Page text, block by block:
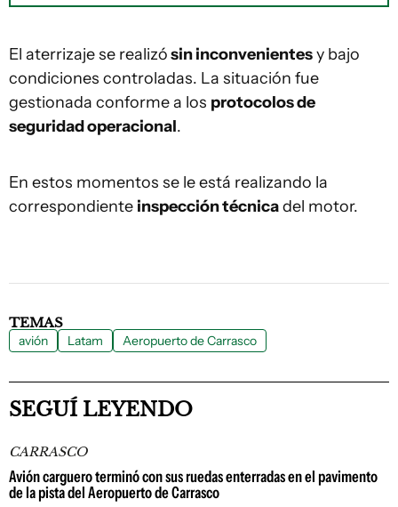
El aterrizaje se realizósin inconvenientesy bajo
condiciones controladas. La situación fue
gestionada conforme a los protocolos de
seguridad operacional.
En estos momentos se le está realizando la
correspondiente inspección técnicadel motor.
TEMAS
avión Latam Aeropuerto de Carrasco
SEGUÍ LEYENDO
CARRASCO
Avión carguero terminó con sus ruedas enterradas en el pavimento
de la pista del Aeropuerto de Carrasco